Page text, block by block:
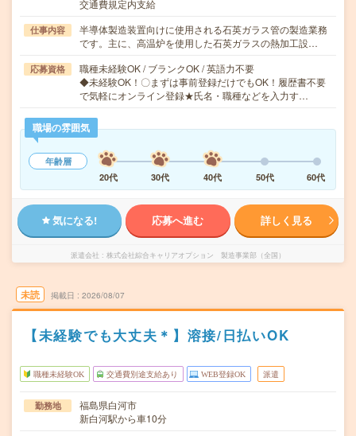
交通費規定内支給
仕事内容
半導体製造装置向けに使用される石英ガラス管の製造業務
です。主に、高温炉を使用した石英ガラスの熱加工設…
応募資格
職種未経験OK / ブランクOK / 英語力不要
◆未経験OK！〇まずは事前登録だけでもOK！履歴書不要
で気軽にオンライン登録★氏名・職種などを入力す…
職場の雰囲気
年齢層
20代
30代 40代 50代 60代
気になる! 応募へ進む 詳しく見る
派遣会社 株式会社綜合キャリアオプション 製造事業部（全国）
未読 掲載日 2026/08/07
【未経験でも大丈夫＊】溶接/日払いOK
職種未経験OK 交通費別途支給あり WEB登録OK 派遣
勤務地
福島県白河市
新白河駅から車10分